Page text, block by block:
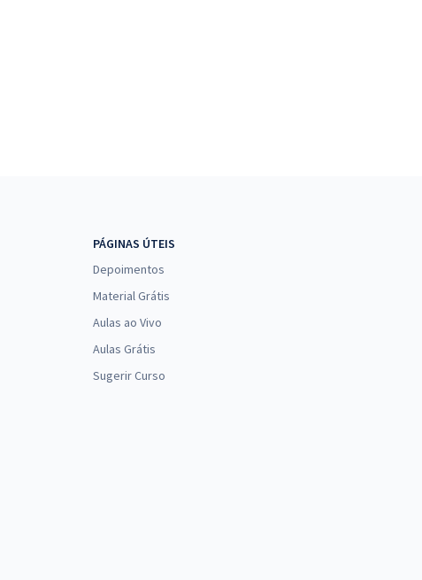
PÁGINAS ÚTEIS
Depoimentos
Material Grátis
Aulas ao Vivo
Aulas Grátis
Sugerir Curso